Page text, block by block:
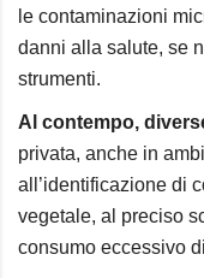
le contaminazioni
danni alla salute, se
strumenti.
Al contempo,
privata, anche in
all’identificazione di
vegetale, al preciso
consumo eccessivo